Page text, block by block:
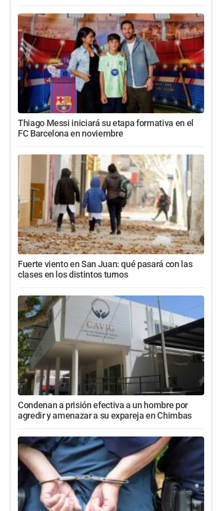
Thiago Messi iniciará su etapa formativa en el
FC Barcelona en noviembre
Fuerte viento en San Juan: qué pasará con las
clases en los distintos turnos
Condenan a prisión efectiva a un hombre por
agredir y amenazar a su expareja en Chimbas